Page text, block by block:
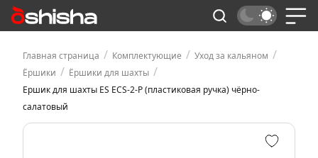
Главная страница / Комплектующие / Уход за кальяном /
Ёршики / Ёршики для шахты /
Ершик для шахты ES ECS-2-P (пластиковая ручка) чёрно-
салатовый